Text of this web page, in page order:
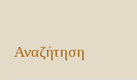
Αναζήτηση